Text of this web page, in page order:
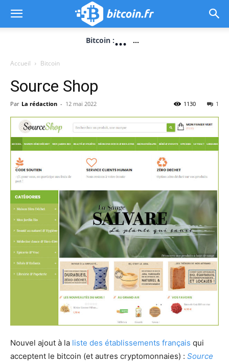
Bitcoin :... ...
Accueil Bitcoin
Source Shop
Par La rédaction - 12 mai 2022 1
1130
Nouvel ajout à la liste des établissements français qui
acceptent le bitcoin (et autres cryptomonnaies) : Source